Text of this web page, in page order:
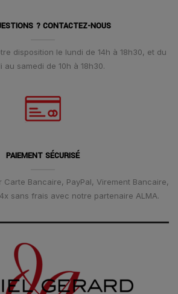
? CONTACTEZ-NOUS
disposition le lundi de 14h à 18h30, et du
au samedi de 10h à 18h30.
PAIEMENT SÉCURISÉ
Carte Bancaire, PayPal, Virement Bancaire,
sans frais avec notre partenaire ALMA.